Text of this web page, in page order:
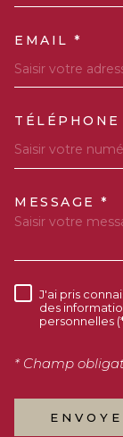
EMAIL *
TÉLÉPHONE
MESSAGE *
J'ai pris
des
personnelles
* Champ